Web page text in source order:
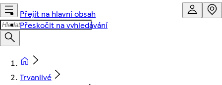
Přejít na hlavní obsah
Přeskočit na vyhledávání
Trvanlivé